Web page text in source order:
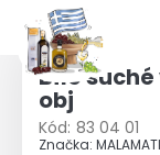
Přejít
obsahBílé suché
obj
Kód: 83 04 01
Značka: